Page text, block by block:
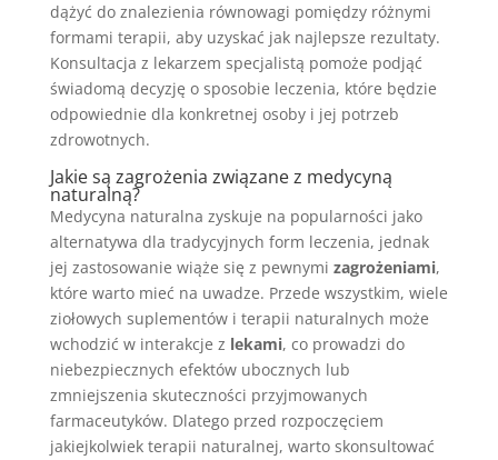
dążyć do znalezienia równowagi pomiędzy różnymi
formami terapii, aby uzyskać jak najlepsze rezultaty.
Konsultacja z lekarzem specjalistą pomoże podjąć
świadomą decyzję o sposobie leczenia, które będzie
odpowiednie dla konkretnej osoby i jej potrzeb
zdrowotnych.
Jakie są zagrożenia związane z medycyną
naturalną?
Medycyna naturalna zyskuje na popularności jako
alternatywa dla tradycyjnych form leczenia, jednak
jej zastosowanie wiąże się z pewnymi zagrożeniami,
które warto mieć na uwadze. Przede wszystkim, wiele
ziołowych suplementów i terapii naturalnych może
wchodzić w interakcje z lekami, co prowadzi do
niebezpiecznych efektów ubocznych lub
zmniejszenia skuteczności przyjmowanych
farmaceutyków. Dlatego przed rozpoczęciem
jakiejkolwiek terapii naturalnej, warto skonsultować